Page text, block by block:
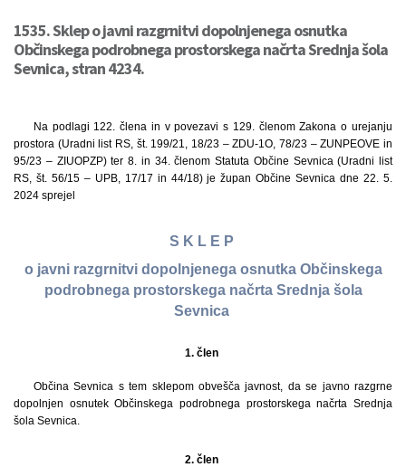
1535. Sklep o javni razgrnitvi dopolnjenega osnutka
Občinskega podrobnega prostorskega načrta Srednja šola
Sevnica, stran 4234.
Na podlagi 122. člena in v povezavi s 129. členom Zakona o urejanju
prostora (Uradni list RS, št. 199/21, 18/23 – ZDU-1O, 78/23 – ZUNPEOVE in
95/23 – ZIUOPZP) ter 8. in 34. členom Statuta Občine Sevnica (Uradni list
RS, št. 56/15 – UPB, 17/17 in 44/18) je župan Občine Sevnica dne 22. 5.
2024 sprejel
S K L E P
o javni razgrnitvi dopolnjenega osnutka Občinskega
podrobnega prostorskega načrta Srednja šola
Sevnica
1. člen
Občina Sevnica s tem sklepom obvešča javnost, da se javno razgrne
dopolnjen osnutek Občinskega podrobnega prostorskega načrta Srednja
šola Sevnica.
2. člen